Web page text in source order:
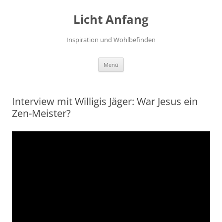
Licht Anfang
Inspiration und Wohlbefinden
Menü
Interview mit Willigis Jäger: War Jesus ein
Zen-Meister?